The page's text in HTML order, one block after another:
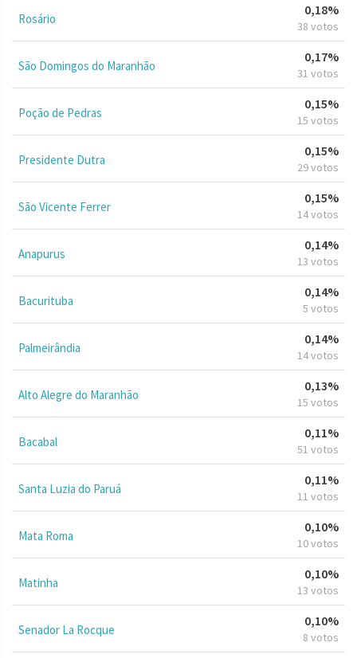
Rosário
0,18%
38 votos
São Domingos do Maranhão
0,17%
31 votos
Poção de Pedras
0,15%
15 votos
Presidente Dutra
0,15%
29 votos
São Vicente Ferrer
0,15%
14 votos
Anapurus
0,14%
13 votos
Bacurituba
0,14%
5 votos
Palmeirândia
0,14%
14 votos
Alto Alegre do Maranhão
0,13%
15 votos
Bacabal
0,11%
51 votos
Santa Luzia do Paruá
0,11%
11 votos
Mata Roma
0,10%
10 votos
Matinha
0,10%
13 votos
Senador La Rocque
0,10%
8 votos